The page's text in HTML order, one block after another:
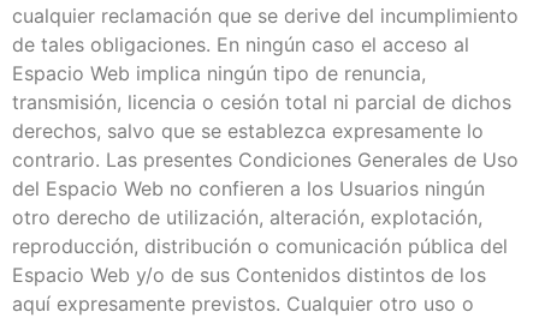
cualquier reclamación que se derive del incumplimiento
de tales obligaciones. En ningún caso el acceso al
Espacio Web implica ningún tipo de renuncia,
transmisión, licencia o cesión total ni parcial de dichos
derechos, salvo que se establezca expresamente lo
contrario. Las presentes Condiciones Generales de Uso
del Espacio Web no confieren a los Usuarios ningún
otro derecho de utilización, alteración, explotación,
reproducción, distribución o comunicación pública del
Espacio Web y/o de sus Contenidos distintos de los
aquí expresamente previstos. Cualquier otro uso o